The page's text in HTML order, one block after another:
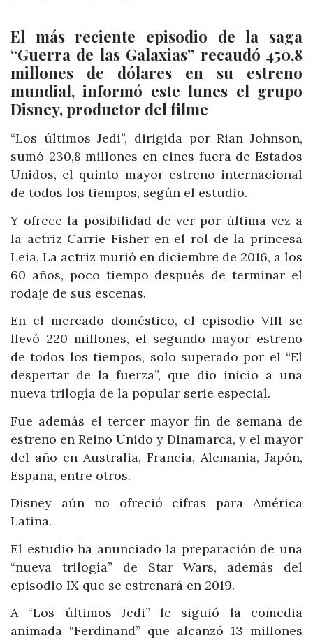
El más reciente episodio de la saga
“Guerra de las Galaxias” recaudó 450,8
millones de dólares en su estreno
mundial, informó este lunes el grupo
Disney, productor del filme
“Los últimos Jedi”, dirigida por Rian Johnson,
sumó 230,8 millones en cines fuera de Estados
Unidos, el quinto mayor estreno internacional
de todos los tiempos, según el estudio.
Y ofrece la posibilidad de ver por última vez a
la actriz Carrie Fisher en el rol de la princesa
Leia. La actriz murió en diciembre de 2016, a los
60 años, poco tiempo después de terminar el
rodaje de sus escenas.
En el mercado doméstico, el episodio VIII se
llevó 220 millones, el segundo mayor estreno
de todos los tiempos, solo superado por el “El
despertar de la fuerza”, que dio inicio a una
nueva trilogía de la popular serie especial.
Fue además el tercer mayor fin de semana de
estreno en Reino Unido y Dinamarca, y el mayor
del año en Australia, Francia, Alemania, Japón,
España, entre otros.
Disney aún no ofreció cifras para América
Latina.
El estudio ha anunciado la preparación de una
“nueva trilogía” de Star Wars, además del
episodio IX que se estrenará en 2019.
A “Los últimos Jedi” le siguió la comedia
animada “Ferdinand” que alcanzó 13 millones